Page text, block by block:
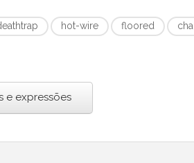
hot-wire floored
e expressões